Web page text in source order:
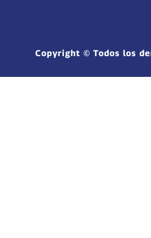
Copyright © Todos los